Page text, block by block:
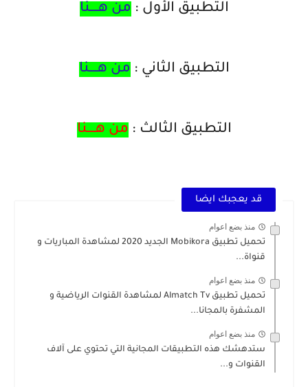
التطبيق الأول : من هــــنا
التطبيق الثاني : من هــــنا
التطبيق الثالث : من هــــنا
قد يعجبك ايضا
منذ بضع اعوام
تحميل تطبيق Mobikora الجديد 2020 لمشاهدة المباريات و
قنواة...
منذ بضع اعوام
تحميل تطبيق Almatch Tv لمشاهدة القنوات الرياضية و
المشفرة بالمجانا...
منذ بضع اعوام
ستدهشك هذه التطبيقات المجانية التي تحتوي على آلاف
القنوات و...